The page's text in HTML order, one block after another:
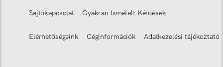
Sajtókapcsolat Gyakran Ismételt Kérdések
Elérhetőségeink Céginformációk Adatkezelési tájékoztató